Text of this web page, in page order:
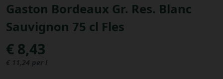
Gaston Bordeaux Gr. Res. Blanc
Sauvignon 75 cl Fles
€ 8,43
€ 11,24 per l